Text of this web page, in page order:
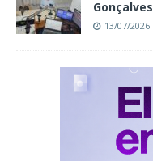
Gonçalves
13/07/2026